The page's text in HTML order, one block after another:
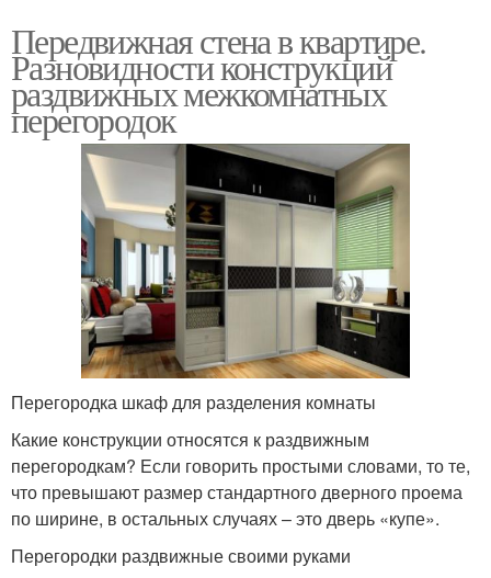
Передвижная стена в квартире.
Разновидности конструкций
раздвижных межкомнатных
перегородок
Перегородка шкаф для разделения комнаты
Какие конструкции относятся к раздвижным
перегородкам? Если говорить простыми словами, то те,
что превышают размер стандартного дверного проема
по ширине, в остальных случаях – это дверь «купе».
Перегородки раздвижные своими руками